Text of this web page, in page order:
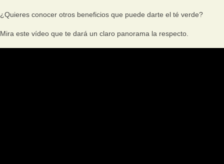
¿Quieres conocer otros beneficios que puede darte el té verde?
Mira este vídeo que te dará un claro panorama la respecto.